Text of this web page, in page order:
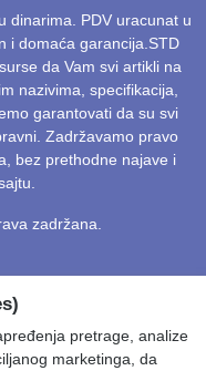
dinarima. PDV uracunat u
i domaća garancija.STD
da Vam svi artikli na
nazivima, specifikacija,
garantovati da su svi
Zadržavamo pravo
bez prethodne najave i
zadržana.
pretrage, analize
marketinga, da